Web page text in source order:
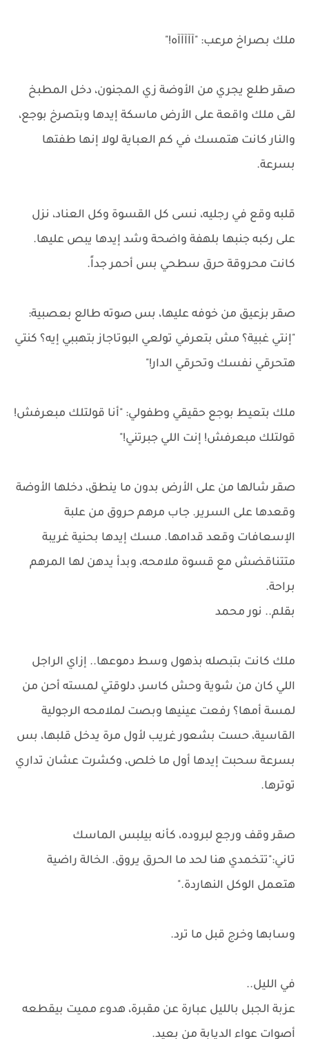
ملك بصراخ مرعب: "آآآآآه!"
صقر طلع يجري من الأوضة زي المجنون، دخل المطبخ
لقى ملك واقعة على الأرض ماسكة إيدها وبتصرخ بوجع،
والنار كانت هتمسك في كم العباية لولا إنها طفتها
بسرعة.
قلبه وقع في رجليه، نسى كل القسوة وكل العناد، نزل
على ركبه جنبها بلهفة واضحة وشد إيدها يبص عليها.
كانت محروقة حرق سطحي بس أحمر جداً.
صقر بزعيق من خوفه عليها، بس صوته طالع بعصبية:
"إنتي غبية؟ مش بتعرفي تولعي البوتاجاز بتهببي إيه؟ كنتي
هتحرقي نفسك وتحرقي الدار!"
ملك بتعيط بوجع حقيقي وطفولي: "أنا قولتلك مبعرفش!
قولتلك مبعرفش! إنت اللي جبرتني!"
صقر شالها من على الأرض بدون ما ينطق، دخلها الأوضة
وقعدها على السرير. جاب مرهم حروق من علبة
الإسعافات وقعد قدامها. مسك إيدها بحنية غريبة
متتناقضش مع قسوة ملامحه، وبدأ يدهن لها المرهم
براحة.
بقلم.. نور محمد
ملك كانت بتبصله بذهول وسط دموعها.. إزاي الراجل
اللي كان من شوية وحش كاسر، دلوقتي لمسته أحن من
لمسة أمها؟ رفعت عينيها وبصت لملامحه الرجولية
القاسية، حست بشعور غريب لأول مرة يدخل قلبها، بس
بسرعة سحبت إيدها أول ما خلص، وكشرت عشان تداري
توترها.
صقر وقف ورجع لبروده، كأنه بيلبس الماسك
تاني:"تتخمدي هنا لحد ما الحرق يروق. الخالة راضية
هتعمل الوكل النهاردة."
وسابها وخرج قبل ما ترد.
في الليل..
عزبة الجبل بالليل عبارة عن مقبرة، هدوء مميت بيقطعه
أصوات عواء الديابة من بعيد.